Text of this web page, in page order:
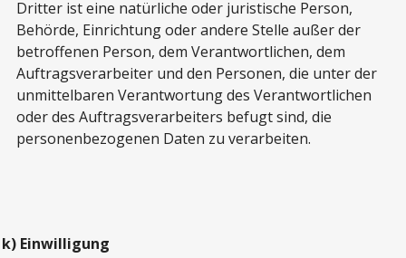
Dritter ist eine natürliche oder juristische Person,
Behörde, Einrichtung oder andere Stelle außer der
betroffenen Person, dem Verantwortlichen, dem
Auftragsverarbeiter und den Personen, die unter der
unmittelbaren Verantwortung des Verantwortlichen
oder des Auftragsverarbeiters befugt sind, die
personenbezogenen Daten zu verarbeiten.
k) Einwilligung